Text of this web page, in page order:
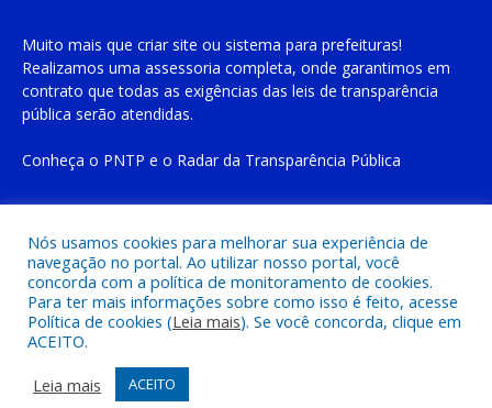
Muito mais que criar site ou sistema para prefeituras!
Realizamos uma assessoria completa, onde garantimos em
contrato que todas as exigências das leis de transparência
pública serão atendidas.
Conheça o PNTP e o Radar da Transparência Pública
Todos os direitos reservados a Prefeitura Municipal de Cachoeira
do Piriá
Mapa do Site
Acessar o Webmail
Nós usamos cookies para melhorar sua experiência de
navegação no portal. Ao utilizar nosso portal, você
concorda com a política de monitoramento de cookies.
Para ter mais informações sobre como isso é feito, acesse
Política de cookies (Leia mais). Se você concorda, clique em
ACEITO.
Leia mais
ACEITO